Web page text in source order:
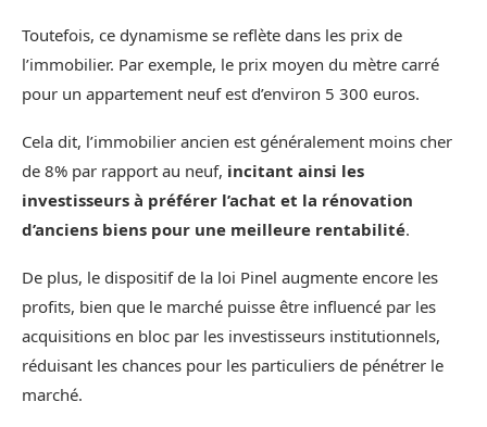
Toutefois, ce dynamisme se reflète dans les prix de
l’immobilier. Par exemple, le prix moyen du mètre carré
pour un appartement neuf est d’environ 5 300 euros.
Cela dit, l’immobilier ancien est généralement moins cher
de 8% par rapport au neuf, incitant ainsi les
investisseurs à préférer l’achat et la rénovation
d’anciens biens pour une meilleure rentabilité.
De plus, le dispositif de la loi Pinel augmente encore les
profits, bien que le marché puisse être influencé par les
acquisitions en bloc par les investisseurs institutionnels,
réduisant les chances pour les particuliers de pénétrer le
marché.